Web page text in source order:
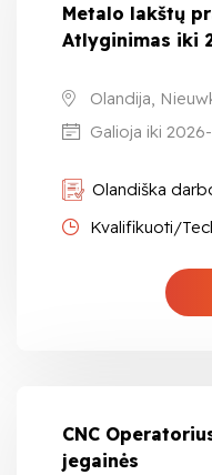
Metalo lakštų
Atlyginimas iki
Olandija,
Galioja iki
Olandiška
Kvalifikuoti/
CNC
jegainės